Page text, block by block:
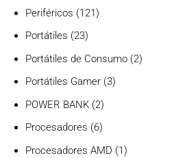
productos
Periféricos 121121
Portátiles 2323
productos
Portátiles de Consumo 22
Portátiles Gamer 33
POWER BANK 22
productos
Procesadores 66
productos
Procesadores AMD 11